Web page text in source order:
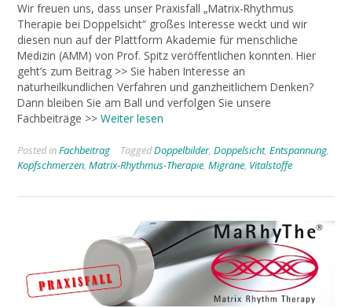
Wir freuen uns, dass unser Praxisfall „Matrix-Rhythmus
Therapie bei Doppelsicht“ großes Interesse weckt und wir
diesen nun auf der Plattform Akademie für menschliche
Medizin (AMM) von Prof. Spitz veröffentlichen konnten. Hier
geht’s zum Beitrag >> Sie haben Interesse an
naturheilkundlichen Verfahren und ganzheitlichem Denken?
Dann bleiben Sie am Ball und verfolgen Sie unsere
Fachbeiträge >> Weiter lesen
Posted inFachbeitrag TaggedDoppelbilder, Doppelsicht, Entspannung,
Kopfschmerzen, Matrix-Rhythmus-Therapie, Migräne, Vitalstoffe